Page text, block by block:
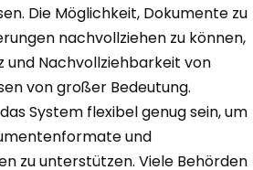
Die Möglichkeit, Dokumente zu
nachvollziehen zu können,
und Nachvollziehbarkeit von
von großer Bedeutung.
System flexibel genug sein, um
und
zu unterstützen. Viele Behörden